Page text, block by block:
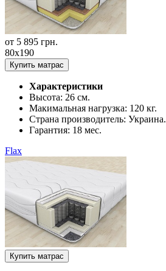
от 5 895 грн.
80x190
Купить матрас
Характеристики
Высота: 26 см.
Макимальная нагрузка: 120 кг.
Страна производитель: Украина.
Гарантия: 18 мес.
Flax
Купить матрас